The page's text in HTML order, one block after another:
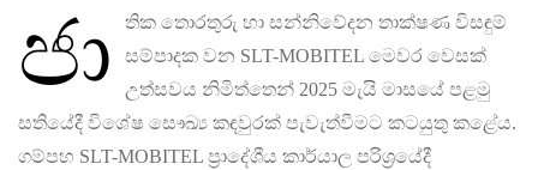
ජා
තික තොරතුරු හා සන්නිවේදන තාක්ෂණ විසඳුම්
සම්පාදක වන SLT-MOBITEL මෙවර වෙසක්
උත්සවය නිමිත්තෙන් 2025 මැයි මාසයේ පළමු
සතියේදී විශේෂ සෞඛ්‍ය කඳවුරක් පැවැත්වීමට කටයුතු කළේය.
ගම්පහ SLT-MOBITEL ප්‍රාදේශීය කාර්යාල පරිශ්‍රයේදී